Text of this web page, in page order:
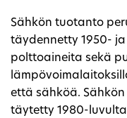
Sähkön tuotanto
täydennetty 1950-
polttoaineita sekä
että sähköä.
täytetty 1980-